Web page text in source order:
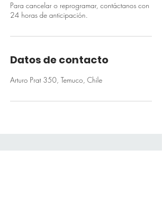
Para cancelar o reprogramar, contáctanos con
24 horas de anticipación.
Datos de contacto
Arturo Prat 350, Temuco, Chile